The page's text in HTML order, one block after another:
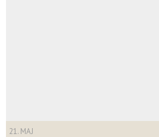
21. MAJ